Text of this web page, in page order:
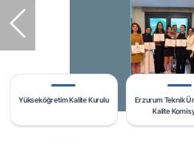
Previous
Yükseköğretim Kalite Kurulu
Erzurum Teknik
Kalite